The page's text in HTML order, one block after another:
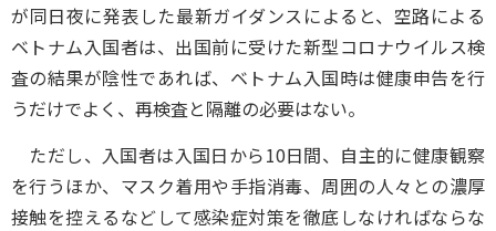
が同日夜に発表した最新ガイダンスによると、空路による
ベトナム入国者は、出国前に受けた新型コロナウイルス検
査の結果が陰性であれば、ベトナム入国時は健康申告を行
うだけでよく、再検査と隔離の必要はない。
ただし、入国者は入国日から10日間、自主的に健康観察
を行うほか、マスク着用や手指消毒、周囲の人々との濃厚
接触を控えるなどして感染症対策を徹底しなければならな